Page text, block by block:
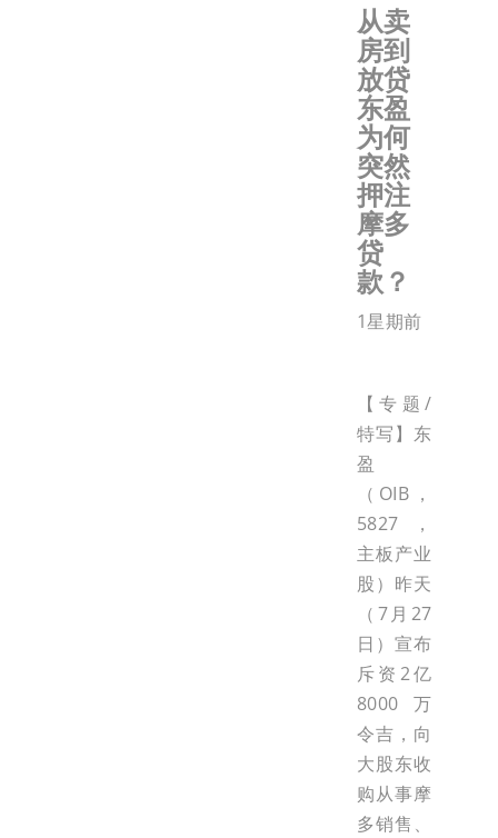
从卖
房到
放贷
东盈
为何
突然
押注
摩多
贷
款？
1星期前
【专题/
特写】东
盈
（OIB，
5827，
主板产业
股）昨天
（7月27
日）宣布
斥资2亿
8000万
令吉，向
大股东收
购从事摩
多销售、